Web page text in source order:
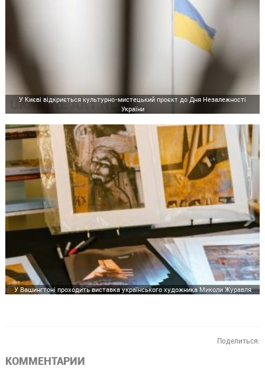
У Києві відкриється культурно-мистецький проєкт до Дня Незалежності
України
У Вашингтоні проходить виставка українського художника Миколи Журавля
Поделиться:
КОММЕНТАРИИ